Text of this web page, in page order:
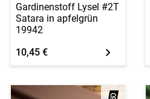
Gardinenstoff Lysel #2T
Satara in apfelgrün
19942
10,45 €